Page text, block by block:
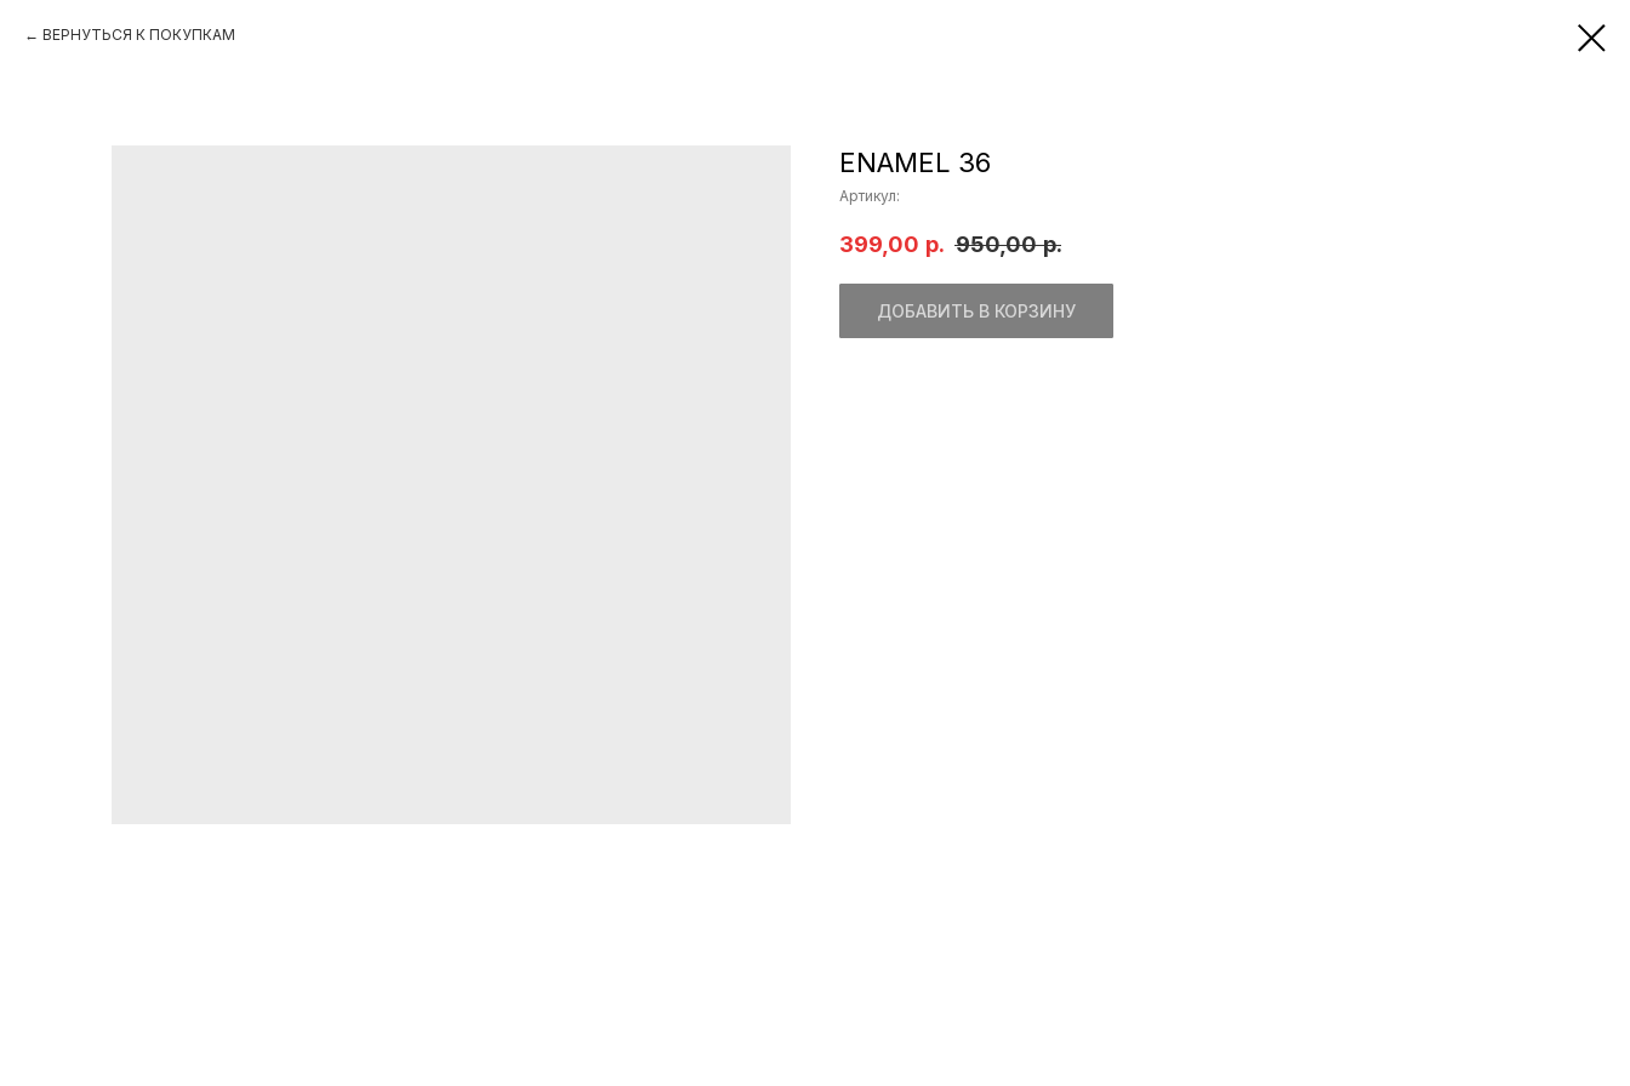
ВЕРНУТЬСЯ К ПОКУПКАМ
ENAMEL 36
Артикул:
399,00 р. 950,00 р.
ДОБАВИТЬ В КОРЗИНУ